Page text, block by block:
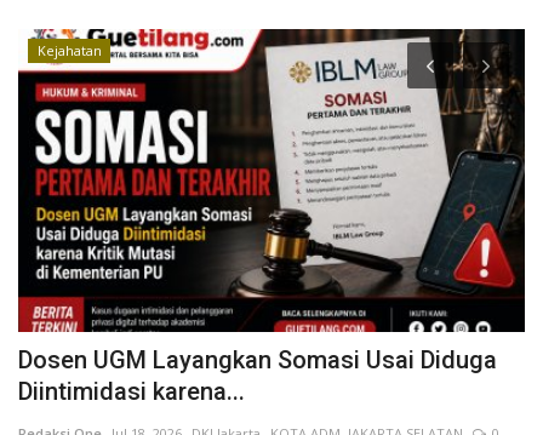
Kejahatan
Dosen UGM Layangkan Somasi Usai Diduga
Diintimidasi karena...